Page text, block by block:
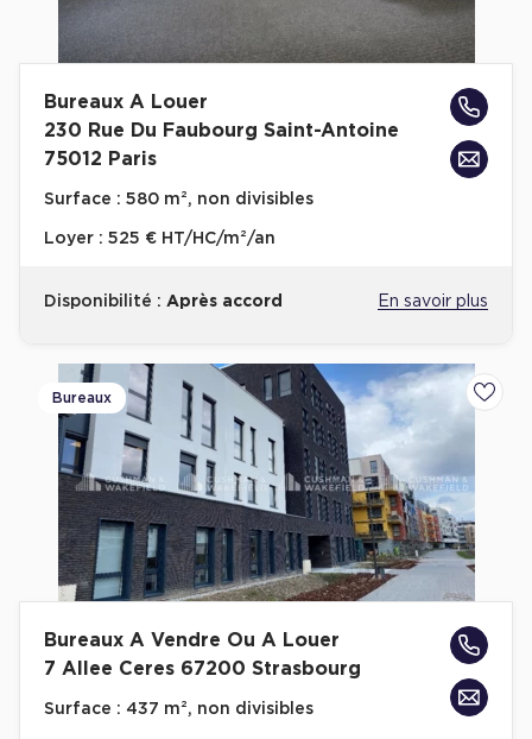
Bureaux A Louer
230 Rue Du Faubourg Saint-Antoine
75012 Paris
Surface : 580 m², non divisibles
Loyer : 525 € HT/HC/m²/an
Disponibilité : Après accord En savoir plus
Bureaux
Bureaux A Vendre Ou A Louer
7 Allee Ceres 67200 Strasbourg
Surface : 437 m², non divisibles